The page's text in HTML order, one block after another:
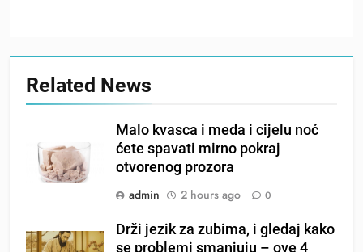
Related News
Malo kvasca i meda i cijelu noć
ćete spavati mirno pokraj
otvorenog prozora
admin
2 hours ago 0
Drži jezik za zubima, i gledaj kako
se problemi smanjuju – ove 4